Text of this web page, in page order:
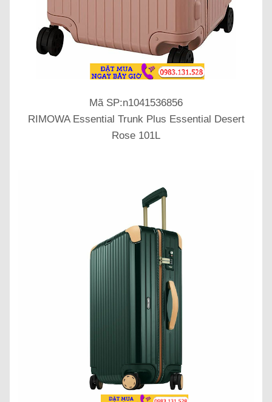
Mã SP:n1041536856
RIMOWA Essential Trunk Plus Essential Desert
Rose 101L